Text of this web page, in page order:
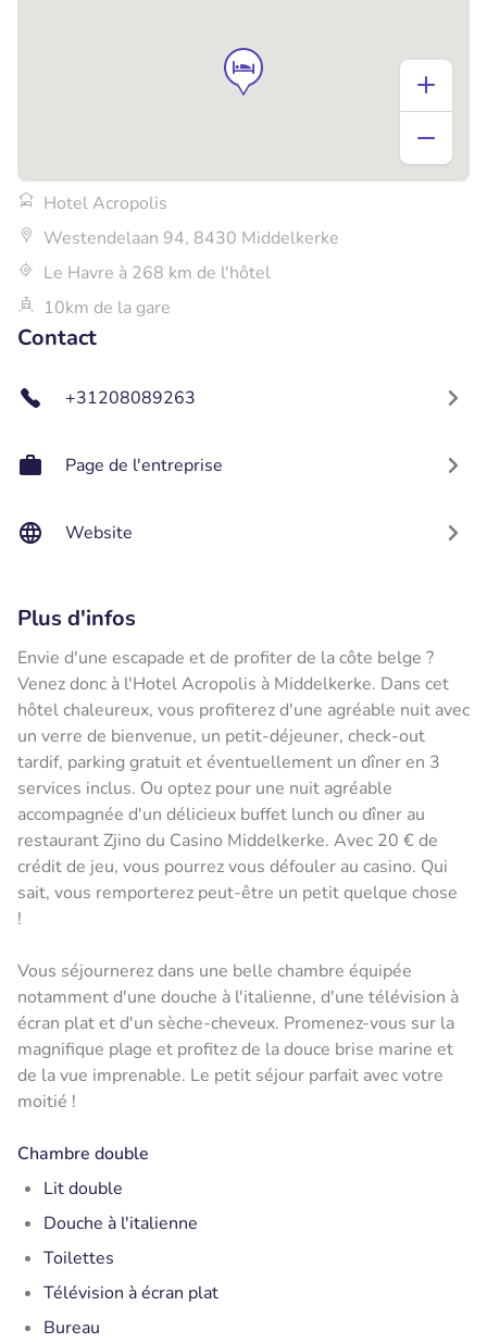
Hotel Acropolis
Westendelaan 94, 8430 Middelkerke
Le Havre à 268 km de l'hôtel
10km de la gare
Contact
+31208089263
Page de l'entreprise
Website
Plus d'infos
Envie d'une escapade et de profiter de la côte belge ?
Venez donc à l'Hotel Acropolis à Middelkerke. Dans cet
hôtel chaleureux, vous profiterez d'une agréable nuit avec
un verre de bienvenue, un petit-déjeuner, check-out
tardif, parking gratuit et éventuellement un dîner en 3
services inclus. Ou optez pour une nuit agréable
accompagnée d'un délicieux buffet lunch ou dîner au
restaurant Zjino du Casino Middelkerke. Avec 20 € de
crédit de jeu, vous pourrez vous défouler au casino. Qui
sait, vous remporterez peut-être un petit quelque chose
!
Vous séjournerez dans une belle chambre équipée
notamment d'une douche à l'italienne, d'une télévision à
écran plat et d'un sèche-cheveux. Promenez-vous sur la
magnifique plage et profitez de la douce brise marine et
de la vue imprenable. Le petit séjour parfait avec votre
moitié !
Chambre double
Lit double
Douche à l'italienne
Toilettes
Télévision à écran plat
Bureau